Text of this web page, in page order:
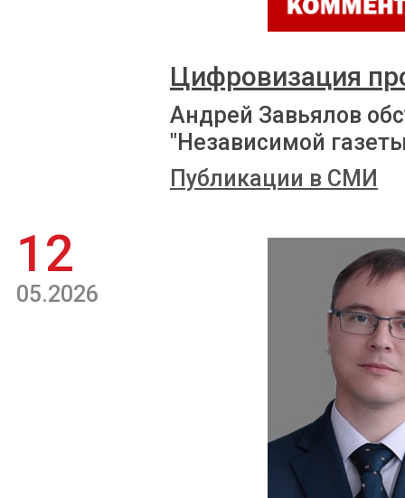
Цифровизация
Андрей Завьялов
"Независимой
Публикации в СМИ
12
05.2026